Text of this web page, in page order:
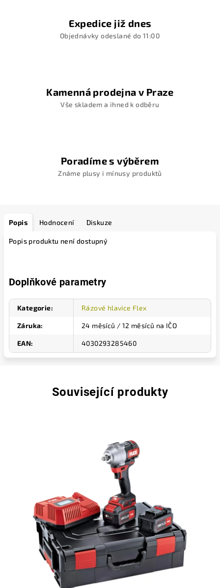
Expedice již dnes
Objednávky odeslané do 11:00
Kamenná prodejna v Praze
Vše skladem a ihned k odběru
Poradíme s výběrem
Známe plusy i mínusy produktů
Popis Hodnocení Diskuze
Popis produktu není dostupný
Doplňkové parametry
Kategorie: Rázové hlavice Flex
Záruka: 24 měsíců / 12 měsíců na IČO
EAN: 4030293285460
Související produkty